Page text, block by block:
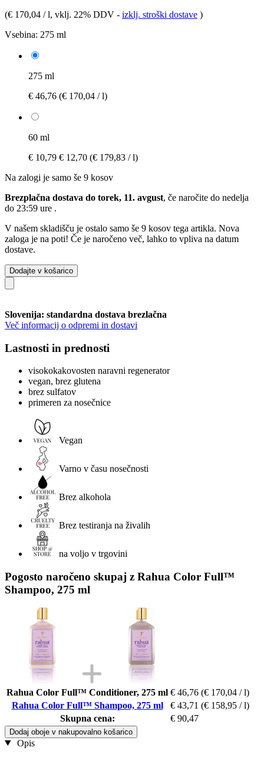
(€ 170,04 / l, vklj. 22% DDV - izklj. stroški dostave )
Vsebina: 275 ml
275 ml
€ 46,76 (€ 170,04 / l)
60 ml
€ 10,79 € 12,70 (€ 179,83 / l)
Na zalogi je samo še 9 kosov
Brezplačna dostava do torek, 11. avgust, če naročite do nedelja
do 23:59 ure .
V našem skladišču je ostalo samo še 9 kosov tega artikla. Nova
zaloga je na poti! Če je naročeno več, lahko to vpliva na datum
dostave.
Dodajte v košarico
Slovenija: standardna dostava brezlačna
Več informacij o odpremi in dostavi
Lastnosti in prednosti
visokokakovosten naravni regenerator
vegan, brez glutena
brez sulfatov
primeren za nosečnice
Vegan
Varno v času nosečnosti
Brez alkohola
Brez testiranja na živalih
na voljo v trgovini
Pogosto naročeno skupaj z Rahua Color Full™
Shampoo, 275 ml
Rahua Color Full™ Conditioner, 275 ml € 46,76 (€ 170,04 / l)
Rahua Color Full™ Shampoo, 275 ml
€ 43,71 (€ 158,95 / l)
Skupna cena:
€ 90,47
Dodaj oboje v nakupovalno košarico
Opis